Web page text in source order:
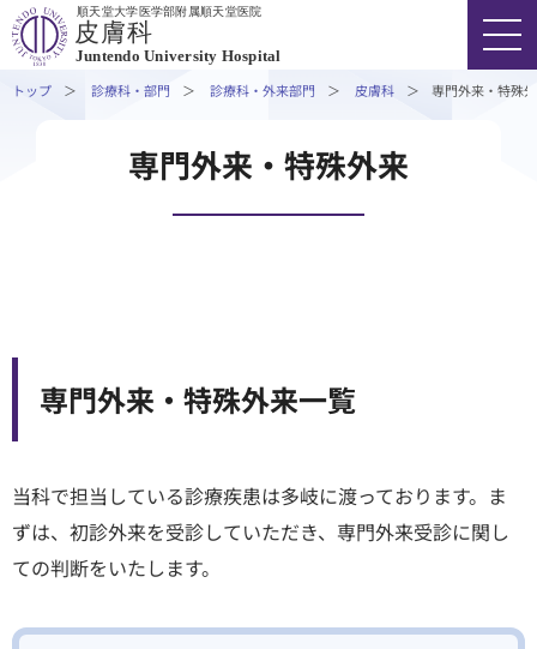
順天堂大学医学部附属順天堂医院
皮膚科
Juntendo University Hospital
トップ 診療科・部門 診療科・外来部門 皮膚科 専⾨外来・特殊
専⾨外来・特殊外来
専門外来・特殊外来一覧
当科で担当している診療疾患は多岐に渡っております。ま
ずは、初診外来を受診していただき、専門外来受診に関し
ての判断をいたします。
外来担当医表・休診情報
専⾨外来・特殊外来
医療関係者の⽅へ
FONT SIZE COLOR
03-3813-3111
医療関係者の方
順天堂医院について